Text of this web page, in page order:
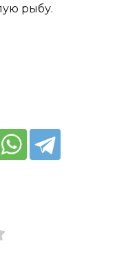
рыбу.